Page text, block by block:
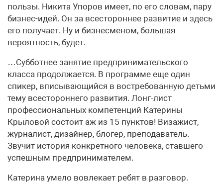
пользы. Никита Упоров имеет, по его словам, пару
бизнес-идей. Он за всестороннее развитие и здесь
его получает. Ну и бизнесменом, большая
вероятность, будет.
…Субботнее занятие предпринимательского
класса продолжается. В программе еще один
спикер, вписывающийся в востребованную детьми
тему всестороннего развития. Лонг-лист
профессиональных компетенций Катерины
Крыловой состоит аж из 15 пунктов! Визажист,
журналист, дизайнер, блогер, преподаватель.
Звучит история конкретного человека, ставшего
успешным предпринимателем.
Катерина умело вовлекает ребят в разговор.